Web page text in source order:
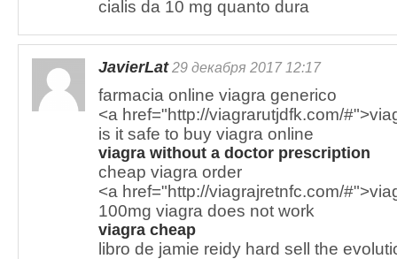
cialis da 10 mg quanto dura
JavierLat29 декабря 2017 12:17
farmacia online viagra generico
<a href="http://viagrarutjdfk.com/
is it safe to buy viagra online
viagra without a doctor prescription
cheap viagra order
<a href="http://viagrajretnfc.com/
100mg viagra does not work
viagra cheap
libro de jamie reidy hard sell the